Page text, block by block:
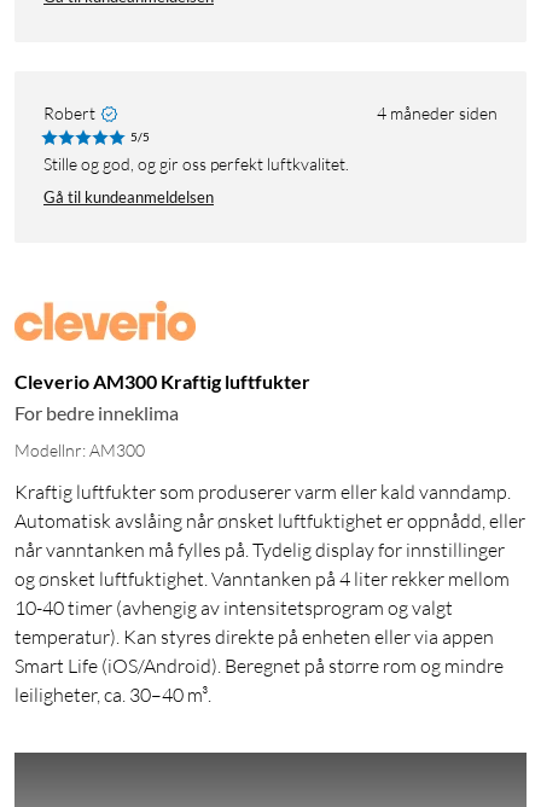
Robert 4 måneder siden
5/5
Stille og god, og gir oss perfekt luftkvalitet.
Gå til kundeanmeldelsen
Cleverio AM300 Kraftig luftfukter
For bedre inneklima
Modellnr: AM300
Kraftig luftfukter som produserer varm eller kald vanndamp.
Automatisk avslåing når ønsket luftfuktighet er oppnådd, eller
når vanntanken må fylles på. Tydelig display for innstillinger
og ønsket luftfuktighet. Vanntanken på 4 liter rekker mellom
10-40 timer (avhengig av intensitetsprogram og valgt
temperatur). Kan styres direkte på enheten eller via appen
Smart Life (iOS/Android). Beregnet på større rom og mindre
leiligheter, ca. 30–40 m³.